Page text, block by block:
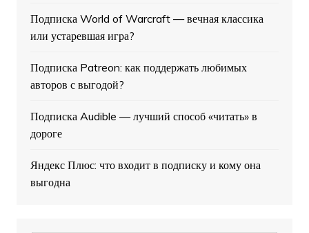
Подписка World of Warcraft — вечная классика
или устаревшая игра?
Подписка Patreon: как поддержать любимых
авторов с выгодой?
Подписка Audible — лучший способ «читать» в
дороге
Яндекс Плюс: что входит в подписку и кому она
выгодна